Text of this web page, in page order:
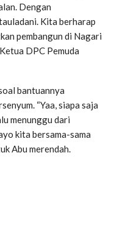
Dengan
Kita berharap
pembangun di Nagari
DPC Pemuda
bantuannya
“Yaa, siapa saja
menunggu dari
kita bersama-sama
Abu merendah.